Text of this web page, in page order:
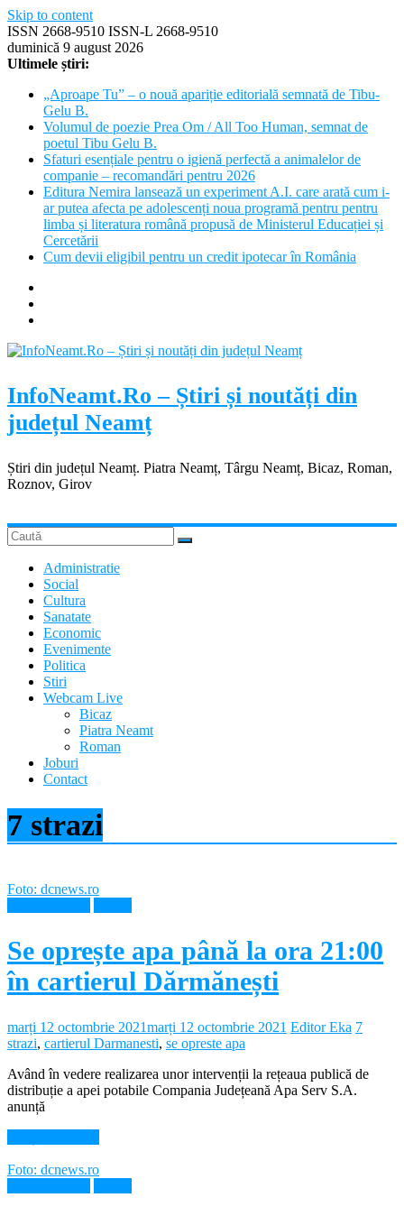
Skip to content
ISSN 2668-9510 ISSN-L 2668-9510
duminică 9 august 2026
Ultimele știri:
„Aproape Tu” – o nouă apariție editorială semnată de Tibu-
Gelu B.
Volumul de poezie Prea Om / All Too Human, semnat de
poetul Tibu Gelu B.
Sfaturi esențiale pentru o igienă perfectă a animalelor de
companie – recomandări pentru 2026
Editura Nemira lansează un experiment A.I. care arată cum i-
ar putea afecta pe adolescenți noua programă pentru pentru
limba și literatura română propusă de Ministerul Educației și
Cercetării
Cum devii eligibil pentru un credit ipotecar în România
InfoNeamt.Ro – Știri și noutăți din
județul Neamț
Știri din județul Neamț. Piatra Neamț, Târgu Neamț, Bicaz, Roman,
Roznov, Girov
Administratie
Social
Cultura
Sanatate
Economic
Evenimente
Politica
Stiri
Webcam Live
Bicaz
Piatra Neamt
Roman
Joburi
Contact
7 strazi
Foto: dcnews.ro
Se oprește apa până la ora 21:00
în cartierul Dărmănești
marți 12 octombrie 2021marți 12 octombrie 2021 Editor Eka 7
strazi, cartierul Darmanesti, se opreste apa
Având în vedere realizarea unor intervenții la rețeaua publică de
distribuție a apei potabile Compania Județeană Apa Serv S.A.
anunță
Foto: dcnews.ro